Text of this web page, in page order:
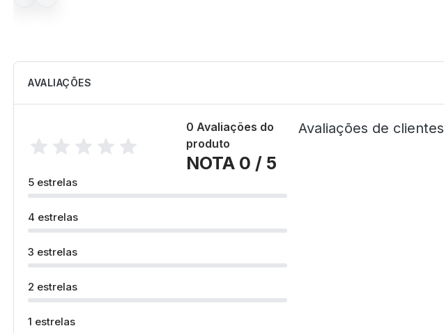
AVALIAÇÕES
0 Avaliações do
produto
NOTA 0 / 5
5 estrelas
4 estrelas
3 estrelas
2 estrelas
1 estrelas
Avaliações de clientes